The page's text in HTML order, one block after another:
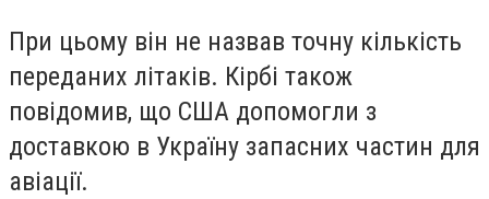
При цьому він не назвав точну кількість
переданих літаків. Кірбі також
повідомив, що США допомогли з
доставкою в Україну запасних частин для
авіації.